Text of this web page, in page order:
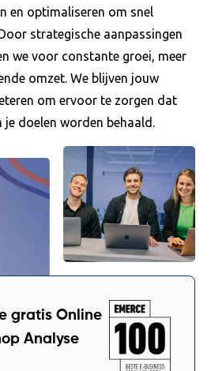
en optimaliseren om snel
strategische aanpassingen
we voor constante groei, meer
omzet. We blijven jouw
om ervoor te zorgen dat
je doelen worden behaald.
gratis Online
Analyse